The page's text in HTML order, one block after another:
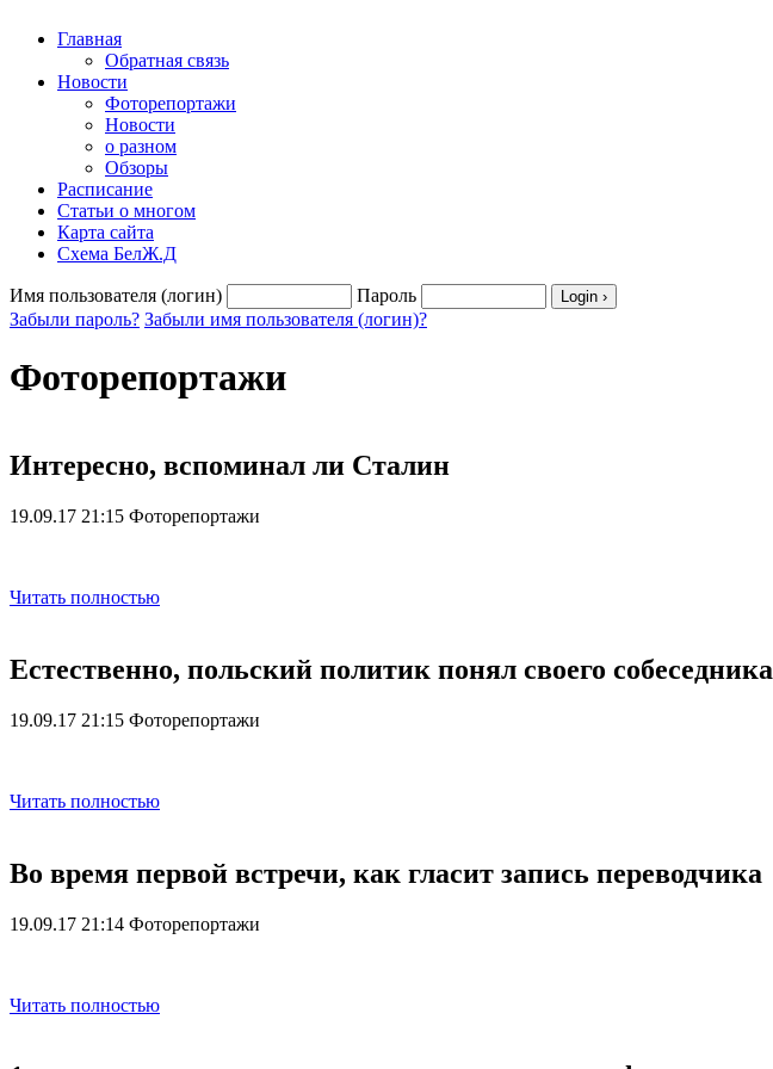
Главная
Обратная связь
Новости
Фоторепортажи
Новости
о разном
Обзоры
Расписание
Статьи о многом
Карта сайта
Схема БелЖ.Д
Имя пользователя (логин)
Пароль
Забыли пароль? Забыли имя пользователя (логин)?
Фоторепортажи
Интересно, вспоминал ли Сталин
19.09.17 21:15 Фоторепортажи
Читать полностью
Естественно, польский политик понял своего собеседника
19.09.17 21:15 Фоторепортажи
Читать полностью
Во время первой встречи, как гласит запись переводчика
19.09.17 21:14 Фоторепортажи
Читать полностью